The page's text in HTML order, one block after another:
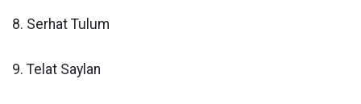
8. Serhat Tulum
9. Telat Saylan